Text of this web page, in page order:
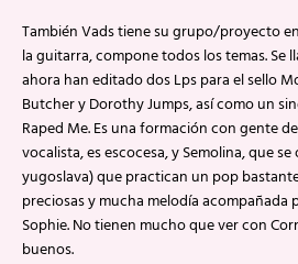
También Vads tiene su grupo/proyecto
la guitarra, compone todos los temas. Se
ahora han editado dos Lps para el sello
Butcher y Dorothy Jumps, así como un
Raped Me. Es una formación con gente
vocalista, es escocesa, y Semolina, que
yugoslava) que practican un pop
preciosas y mucha melodía acompañada
Sophie. No tienen mucho que ver con
buenos.